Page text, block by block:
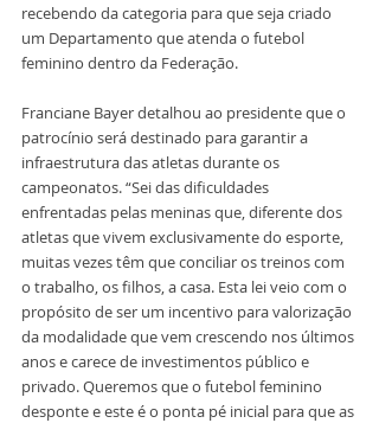
recebendo da categoria para que seja criado
um Departamento que atenda o futebol
feminino dentro da Federação.
Franciane Bayer detalhou ao presidente que o
patrocínio será destinado para garantir a
infraestrutura das atletas durante os
campeonatos. “Sei das dificuldades
enfrentadas pelas meninas que, diferente dos
atletas que vivem exclusivamente do esporte,
muitas vezes têm que conciliar os treinos com
o trabalho, os filhos, a casa. Esta lei veio com o
propósito de ser um incentivo para valorização
da modalidade que vem crescendo nos últimos
anos e carece de investimentos público e
privado. Queremos que o futebol feminino
desponte e este é o ponta pé inicial para que as